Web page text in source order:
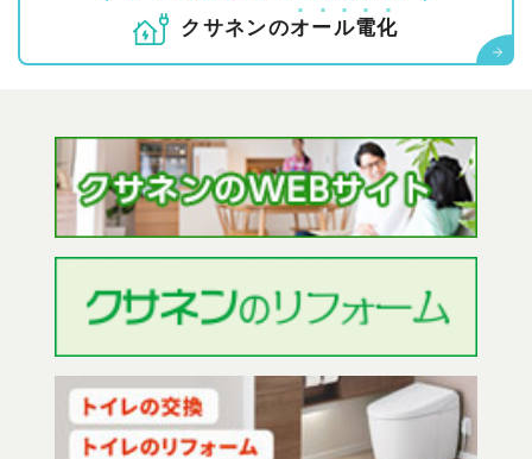
クサネンのオール電化